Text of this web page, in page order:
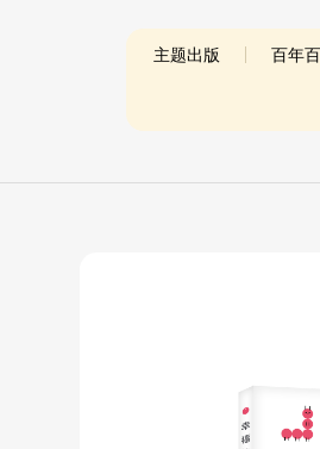
主题出版 百年